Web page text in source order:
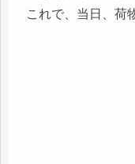
これで、当日、荷